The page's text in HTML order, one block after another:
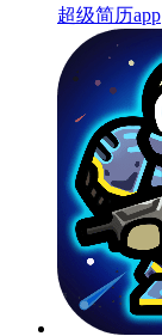
超级简历app